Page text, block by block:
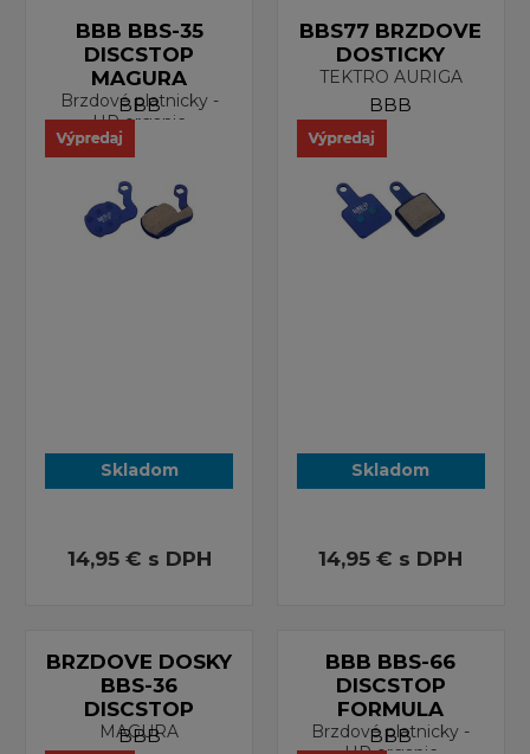
BBB BBS-35
DISCSTOP
MAGURA
Brzdové platnicky -
HP organic
BBB
Skladom
14,95 € s DPH
BBS77 BRZDOVE
DOSTICKY
TEKTRO AURIGA
BBB
Skladom
14,95 € s DPH
BRZDOVE DOSKY
BBS-36
DISCSTOP
MAGURA
BBB
BBB BBS-66
DISCSTOP
FORMULA
Brzdové platnicky -
BBB